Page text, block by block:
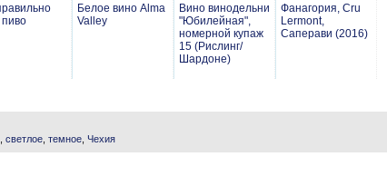
пиво
Белое вино Alma
Valley
Вино винодельни
"Юбилейная",
номерной купаж
15 (Рислинг/
Шардоне)
Фанагория, Cru
Lermont,
Саперави (2016)
светлое темное Чехия